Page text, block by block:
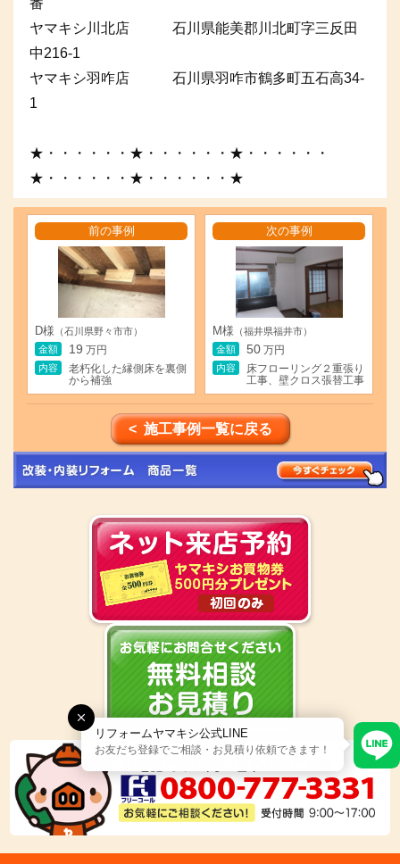
番
ヤマキシ川北店 石川県能美郡川北町字三反田
中216-1
ヤマキシ羽咋店 石川県羽咋市鶴多町五石高34-
1
★・・・・・・★・・・・・・★・・・・・・
★・・・・・・★・・・・・・★
前の事例
D様 （石川県野々市市）
金額
19 万円
内容
老朽化した縁側床を裏側
から補強
次の事例
M様 （福井県福井市）
金額
50 万円
内容
床フローリング２重張り
工事、壁クロス張替工事
< 施工事例一覧に戻る
リフォームヤマキシ公式LINE
お友だち登録でご相談・お見積り依頼できます！